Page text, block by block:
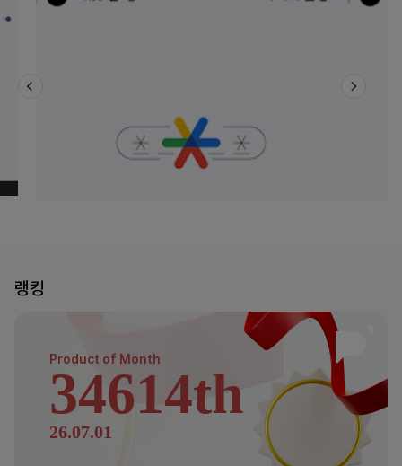
랭킹
Product of Month
34614th
26.07.01